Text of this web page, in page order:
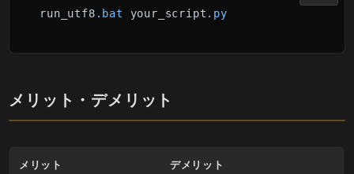
run_utf8 .bat your_script .py
メリット・デメリット
メリット デメリット